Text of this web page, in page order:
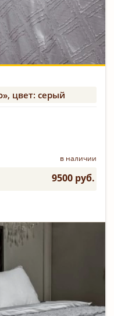
цвет: серый
в наличии
9500 руб.